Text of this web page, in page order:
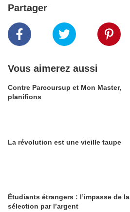
Partager
Vous aimerez aussi
Contre Parcoursup et Mon Master,
planifions
La révolution est une vieille taupe
Étudiants étrangers : l’impasse de la
sélection par l’argent